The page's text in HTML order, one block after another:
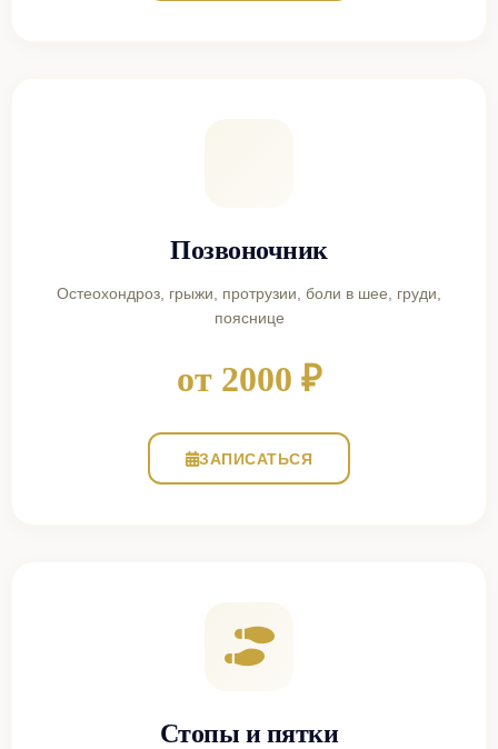
Позвоночник
Остеохондроз, грыжи, протрузии, боли в шее, груди,
пояснице
от 2000 ₽
ЗАПИСАТЬСЯ
Стопы и пятки